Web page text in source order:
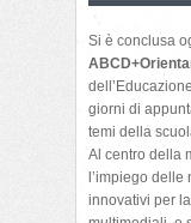
Si è conclusa
giorni di
temi della
Al centro della
l’impiego
innovativi per